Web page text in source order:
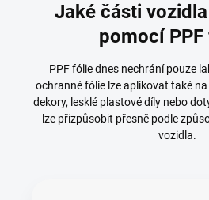
Jaké části
pomocí PPF
PPF fólie dnes nechrání pouze
ochranné fólie lze aplikovat také
dekory, lesklé plastové díly nebo
lze přizpůsobit přesně podle
vozidla.